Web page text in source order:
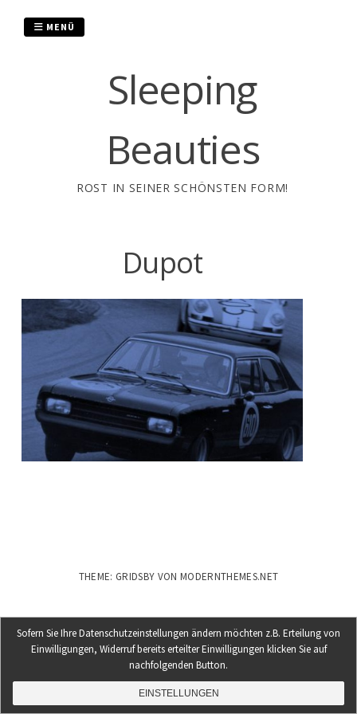
Sleeping
Beauties
ROST IN SEINER SCHÖNSTEN FORM!
MENÜ
Dupot
THEME: GRIDSBY VON MODERNTHEMES.NET
Sofern Sie Ihre Datenschutzeinstellungen ändern möchten z.B. Erteilung von
Einwilligungen, Widerruf bereits erteilter Einwilligungen klicken Sie auf
nachfolgenden Button.
EINSTELLUNGEN